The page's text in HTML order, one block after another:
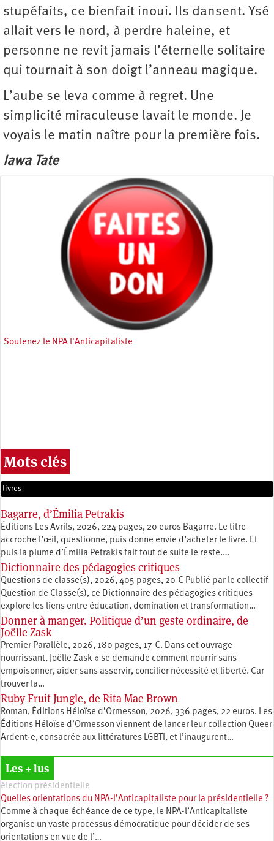
stupéfaits, ce bienfait inoui. Ils dansent. Ysé
allait vers le nord, à perdre haleine, et
personne ne revit jamais l’éternelle solitaire
qui tournait à son doigt l’anneau magique.
L’aube se leva comme à regret. Une
simplicité miraculeuse lavait le monde. Je
voyais le matin naître pour la première fois.
Iawa Tate
Soutenez le NPA l'Anticapitaliste
Mots clés
livres
Bagarre, d’Émilia Petrakis
Éditions Les Avrils, 2026, 224 pages, 20 euros Bagarre. Le titre
accroche l’œil, questionne, puis donne envie d’acheter le livre. Et
puis la plume d’Émilia Petrakis fait tout de suite le reste.…
Dictionnaire des pédagogies critiques
Questions de classe(s), 2026, 405 pages, 20 € Publié par le collectif
Question de Classe(s), ce Dictionnaire des pédagogies critiques
explore les liens entre éducation, ­domination et transformation…
Donner à manger. Politique d’un geste ordinaire, de
Joëlle Zask
Premier Parallèle, 2026, 180 pages, 17 €. Dans cet ouvrage
nourrissant, Joëlle Zask « se demande comment nourrir sans
empoisonner, aider sans asservir, concilier nécessité et liberté. Car
trouver la…
Ruby Fruit Jungle, de Rita Mae Brown
Roman, Éditions Héloïse d’Ormesson, 2026, 336 pages, 22 euros. Les
Éditions Héloïse d’Ormesson viennent de lancer leur collection Queer
Ardent·e, consacrée aux littératures LGBTI, et l’inaugurent…
Les + lus
élection présidentielle
Quelles orientations du NPA-l’Anticapitaliste pour la présidentielle ?
Comme à chaque échéance de ce type, le NPA-l’Anticapitaliste
organise un vaste processus démocratique pour décider de ses
orientations en vue de l’…